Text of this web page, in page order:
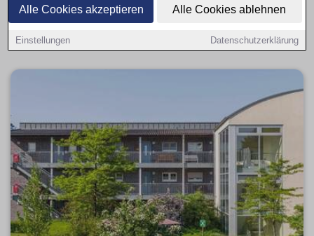
Alle Cookies akzeptieren Alle Cookies ablehnen
Einstellungen Datenschutzerklärung
und ruhiger Lage. Wir zeigen aktuelle Preisspannen
(Kaltmiete), Hinweise zu Nebenkosten und filtern
provisionsfrei, Balkon, Parkplatz oder Haustiere erlaubt.